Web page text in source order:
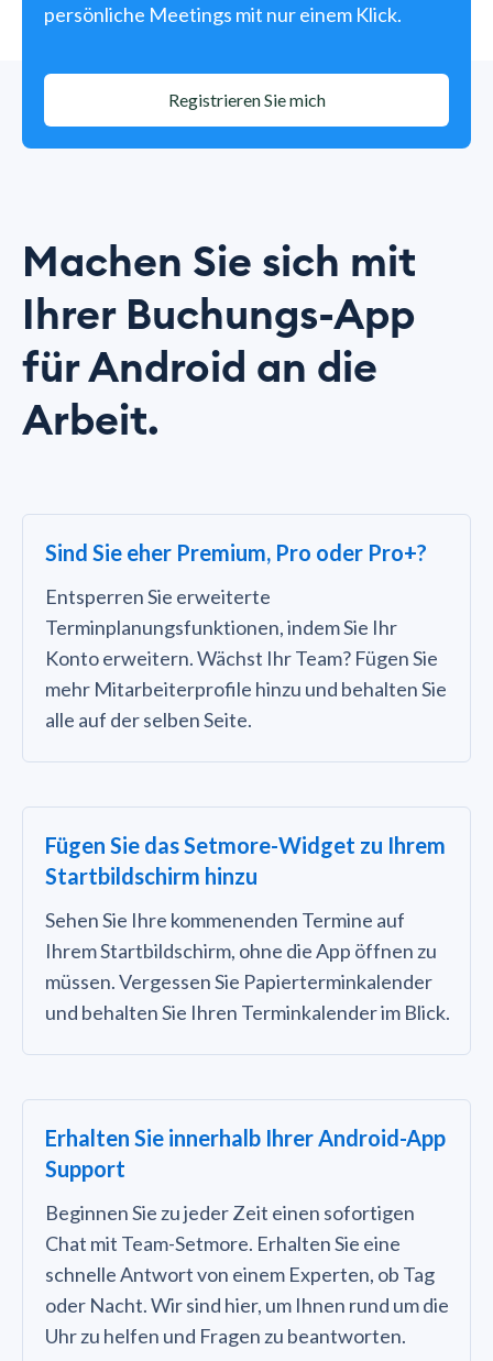
persönliche Meetings mit nur einem Klick.
Registrieren Sie mich
Machen Sie sich mit
Ihrer Buchungs-App
für Android an die
Arbeit.
Sind Sie eher Premium, Pro oder Pro+?
Entsperren Sie erweiterte
Terminplanungsfunktionen, indem Sie Ihr
Konto erweitern. Wächst Ihr Team? Fügen Sie
mehr Mitarbeiterprofile hinzu und behalten Sie
alle auf der selben Seite.
Fügen Sie das Setmore-Widget zu Ihrem
Startbildschirm hinzu
Sehen Sie Ihre kommenenden Termine auf
Ihrem Startbildschirm, ohne die App öffnen zu
müssen. Vergessen Sie Papierterminkalender
und behalten Sie Ihren Terminkalender im Blick.
Erhalten Sie innerhalb Ihrer Android-App
Support
Beginnen Sie zu jeder Zeit einen sofortigen
Chat mit Team-Setmore. Erhalten Sie eine
schnelle Antwort von einem Experten, ob Tag
oder Nacht. Wir sind hier, um Ihnen rund um die
Uhr zu helfen und Fragen zu beantworten.